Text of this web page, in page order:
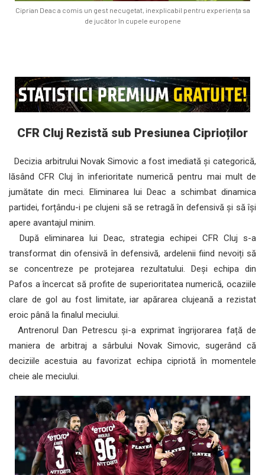
Ciprian Deac a comis un gest necugetat, inexplicabil pentru experiența sa
de jucător în cupele europene
CFR Cluj Rezistă sub Presiunea Ciprioților
Decizia arbitrului Novak Simovic a fost imediată și categorică,
lăsând CFR Cluj în inferioritate numerică pentru mai mult de
jumătate din meci. Eliminarea lui Deac a schimbat dinamica
partidei, forțându-i pe clujeni să se retragă în defensivă și să își
apere avantajul minim.
După eliminarea lui Deac, strategia echipei CFR Cluj s-a
transformat din ofensivă în defensivă, ardelenii fiind nevoiți să
se concentreze pe protejarea rezultatului. Deși echipa din
Pafos a încercat să profite de superioritatea numerică, ocaziile
clare de gol au fost limitate, iar apărarea clujeană a rezistat
eroic până la finalul meciului.
Antrenorul Dan Petrescu și-a exprimat îngrijorarea față de
maniera de arbitraj a sârbului Novak Simovic, sugerând că
deciziile acestuia au favorizat echipa cipriotă în momentele
cheie ale meciului.